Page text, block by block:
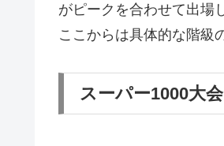
がピークを合わせて出場
ここからは具体的な階級
スーパー1000大